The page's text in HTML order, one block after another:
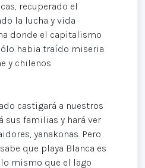
recuperado el
la lucha y vida
donde el capitalismo
habia traído miseria
y chilenos
castigará a nuestros
sus familias y hará ver
yanakonas. Pero
que playa Blanca es
mismo que el lago